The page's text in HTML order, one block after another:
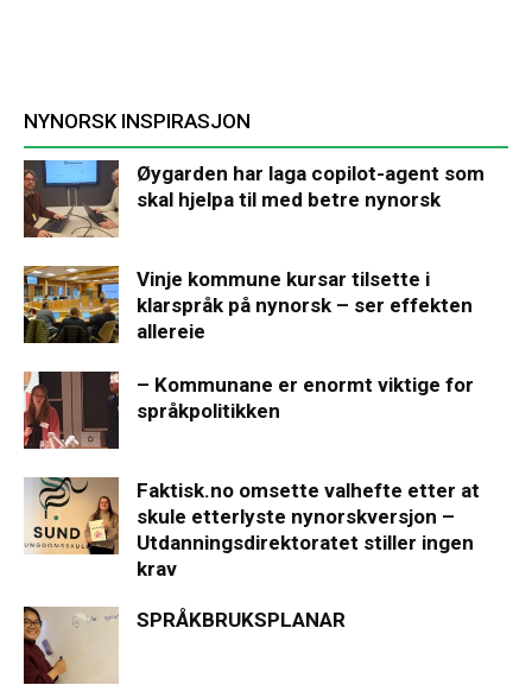
NYNORSK INSPIRASJON
Øygarden har laga copilot-agent som
skal hjelpa til med betre nynorsk
Vinje kommune kursar tilsette i
klarspråk på nynorsk – ser effekten
allereie
– Kommunane er enormt viktige for
språkpolitikken
Faktisk.no omsette valhefte etter at
skule etterlyste nynorskversjon –
Utdanningsdirektoratet stiller ingen
krav
SPRÅKBRUKSPLANAR